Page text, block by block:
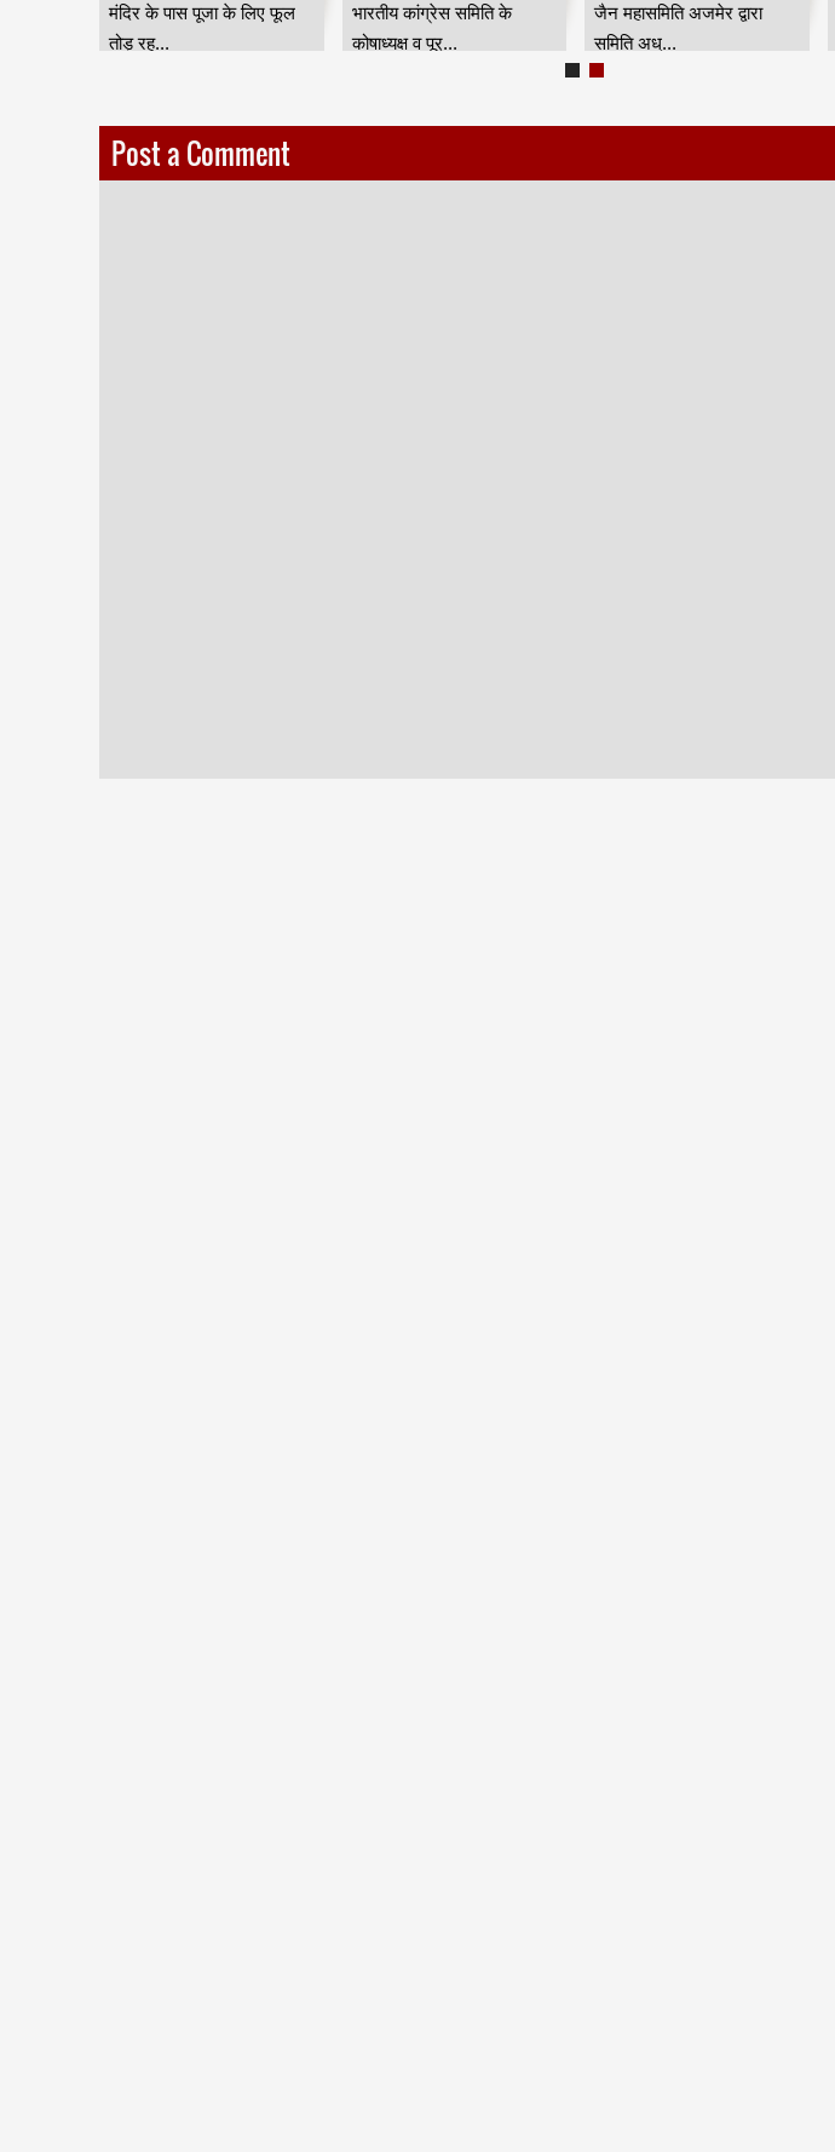
मंदिर के पास पूजा के लिए फूल
तोड़ रह...
भारतीय कांग्रेस समिति के
कोषाध्यक्ष व पूर्...
जैन महासमिति अजमेर द्वारा
समिति अध्...
Post a Comment